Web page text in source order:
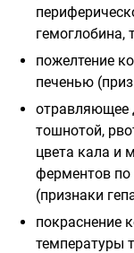
гемоглобина,
пожелтение
печенью
отравляющее
тошнотой,
цвета кала и
ферментов по
(признаки
покраснение
температуры